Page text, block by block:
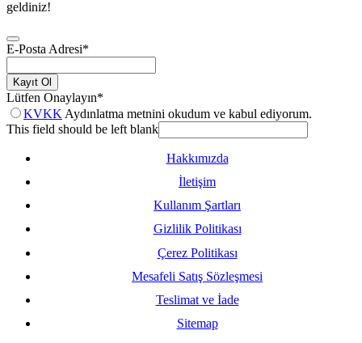
geldiniz!
E-Posta Adresi*
Kayıt Ol
Lütfen Onaylayın*
KVKK Aydınlatma metnini okudum ve kabul ediyorum.
This field should be left blank
Hakkımızda
İletişim
Kullanım Şartları
Gizlilik Politikası
Çerez Politikası
Mesafeli Satış Sözleşmesi
Teslimat ve İade
Sitemap